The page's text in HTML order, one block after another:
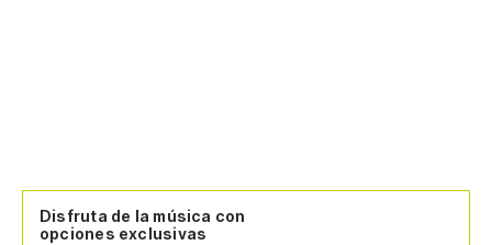
Disfruta de la música con
opciones exclusivas